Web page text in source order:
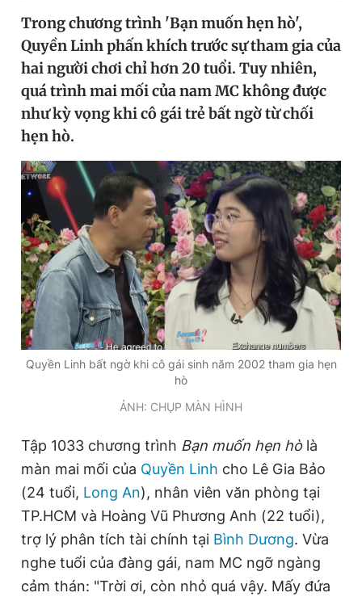
Tin 360
Video Magazine
Sản phẩm khác
Thông tin tòa soạn Liên hệ quảng cáo
Đọc Thanh Niên trên điện thoại
Hotline
0906 645 777
Liên hệ quảng cáo
0908 780 404
Quảng cáo Tòa soạn Chính sách bảo
Tổng biên tập: Nguyễn Ngọc Toàn
Phó tổng biên tập thường trực: Hải Thành
Phó tổng biên tập: Lâm Hiếu Dũng
Trong chương trình 'Bạn muốn hẹn hò',
Quyền Linh phấn khích trước sự tham gia của
hai người chơi chỉ hơn 20 tuổi. Tuy nhiên,
quá trình mai mối của nam MC không được
như kỳ vọng khi cô gái trẻ bất ngờ từ chối
hẹn hò.
Quyền Linh bất ngờ khi cô gái sinh năm 2002 tham gia hẹn
hò
ẢNH: CHỤP MÀN HÌNH
Tập 1033 chương trình Bạn muốn hẹn hòlà
màn mai mối của Quyền Linh cho Lê Gia Bảo
(24 tuổi, Long An), nhân viên văn phòng tại
TP.HCM và Hoàng Vũ Phương Anh (22 tuổi),
trợ lý phân tích tài chính tại Bình Dương. Vừa
nghe tuổi của đàng gái, nam MC ngỡ ngàng
cảm thán: "Trời ơi, còn nhỏ quá vậy. Mấy đứa